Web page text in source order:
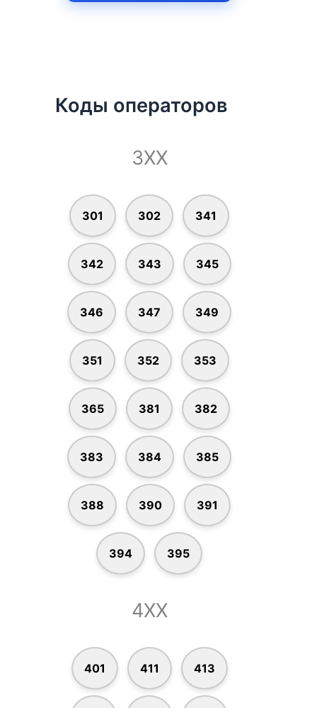
Коды операторов
3XX
301 302 341
342 343 345
346 347 349
351 352 353
365 381 382
383 384 385
388 390 391
394 395
4XX
401 411 413